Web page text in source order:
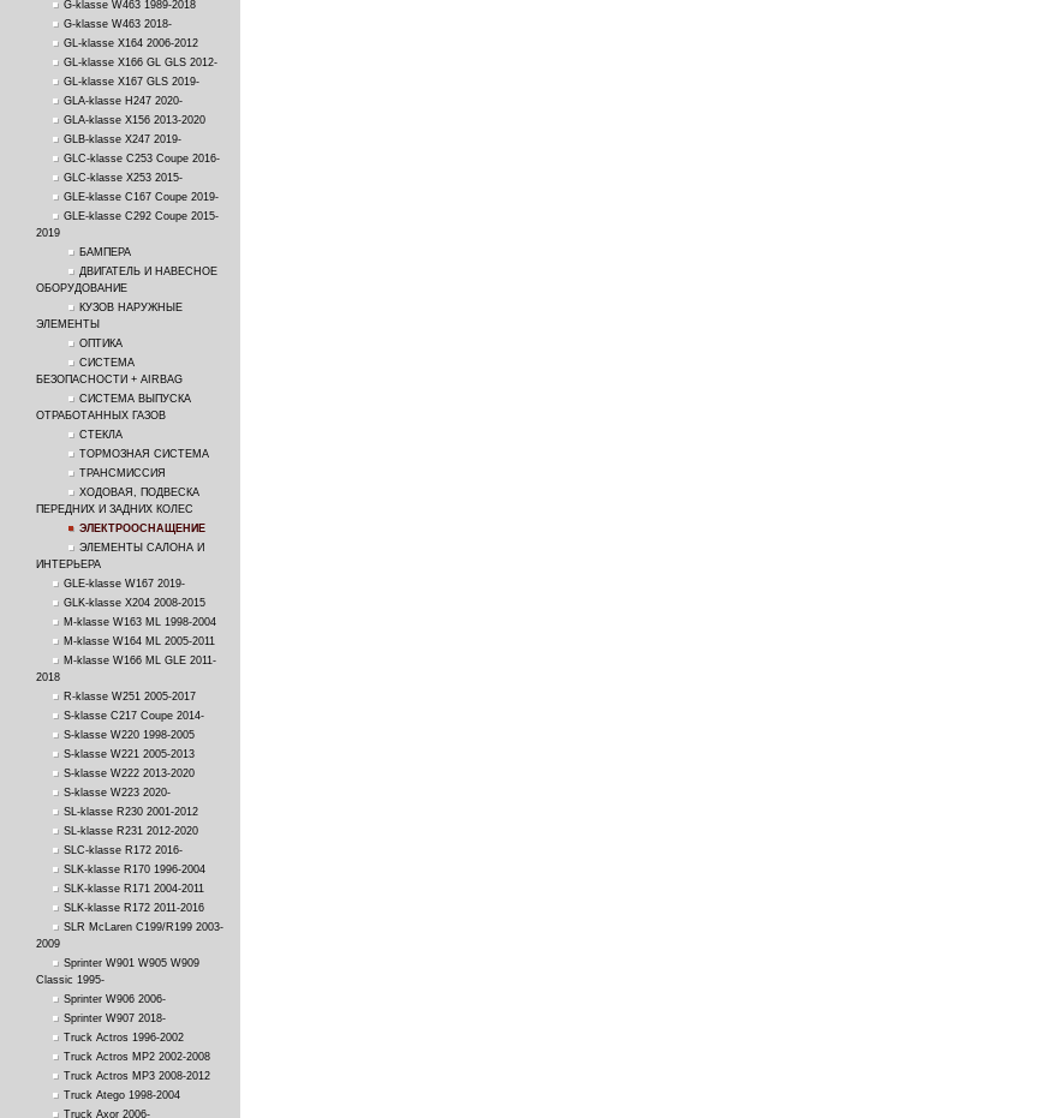
G-klasse W463 1989-2018
G-klasse W463 2018-
GL-klasse X164 2006-2012
GL-klasse X166 GL GLS 2012-
GL-klasse X167 GLS 2019-
GLA-klasse H247 2020-
GLA-klasse X156 2013-2020
GLB-klasse X247 2019-
GLC-klasse C253 Coupe 2016-
GLC-klasse X253 2015-
GLE-klasse C167 Coupe 2019-
GLE-klasse C292 Coupe 2015-
2019
БАМПЕРА
ДВИГАТЕЛЬ И НАВЕСНОЕ
ОБОРУДОВАНИЕ
КУЗОВ НАРУЖНЫЕ
ЭЛЕМЕНТЫ
ОПТИКА
СИСТЕМА
БЕЗОПАСНОСТИ + AIRBAG
СИСТЕМА ВЫПУСКА
ОТРАБОТАННЫХ ГАЗОВ
СТЕКЛА
ТОРМОЗНАЯ СИСТЕМА
ТРАНСМИССИЯ
ХОДОВАЯ, ПОДВЕСКА
ПЕРЕДНИХ И ЗАДНИХ КОЛЕС
ЭЛЕКТРООСНАЩЕНИЕ
ЭЛЕМЕНТЫ САЛОНА И
ИНТЕРЬЕРА
GLE-klasse W167 2019-
GLK-klasse X204 2008-2015
M-klasse W163 ML 1998-2004
M-klasse W164 ML 2005-2011
M-klasse W166 ML GLE 2011-
2018
R-klasse W251 2005-2017
S-klasse C217 Coupe 2014-
S-klasse W220 1998-2005
S-klasse W221 2005-2013
S-klasse W222 2013-2020
S-klasse W223 2020-
SL-klasse R230 2001-2012
SL-klasse R231 2012-2020
SLC-klasse R172 2016-
SLK-klasse R170 1996-2004
SLK-klasse R171 2004-2011
SLK-klasse R172 2011-2016
SLR McLaren C199/R199 2003-
2009
Sprinter W901 W905 W909
Classic 1995-
Sprinter W906 2006-
Sprinter W907 2018-
Truck Actros 1996-2002
Truck Actros MP2 2002-2008
Truck Actros MP3 2008-2012
Truck Atego 1998-2004
Truck Axor 2006-